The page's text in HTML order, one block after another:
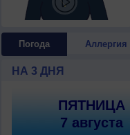
Погода Аллергия
НА 3 ДНЯ
ПЯТНИЦА
7 августа